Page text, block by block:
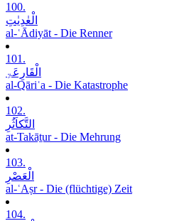
100.
الْعٰدِیٰتِ
al-ʿĀdiyāt - Die Renner
101.
الْقَارِعَۃِ
al-Qāriʿa - Die Katastrophe
102.
التَّکاَثُرِ
at-Takāṯur - Die Mehrung
103.
الْعَصْرِ
al-ʿAṣr - Die (flüchtige) Zeit
104.